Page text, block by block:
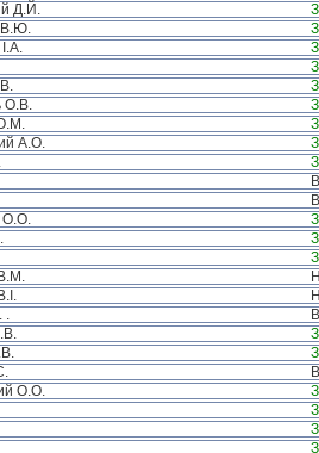
Д.Й.
В.Ю.
О.В.
А.О.
О.О.
.
О.О.